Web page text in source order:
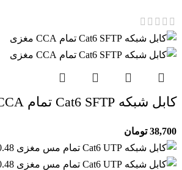
کابل شبکه Cat6 SFTP تمام CCA مغزی 0.50
38,700 تومان